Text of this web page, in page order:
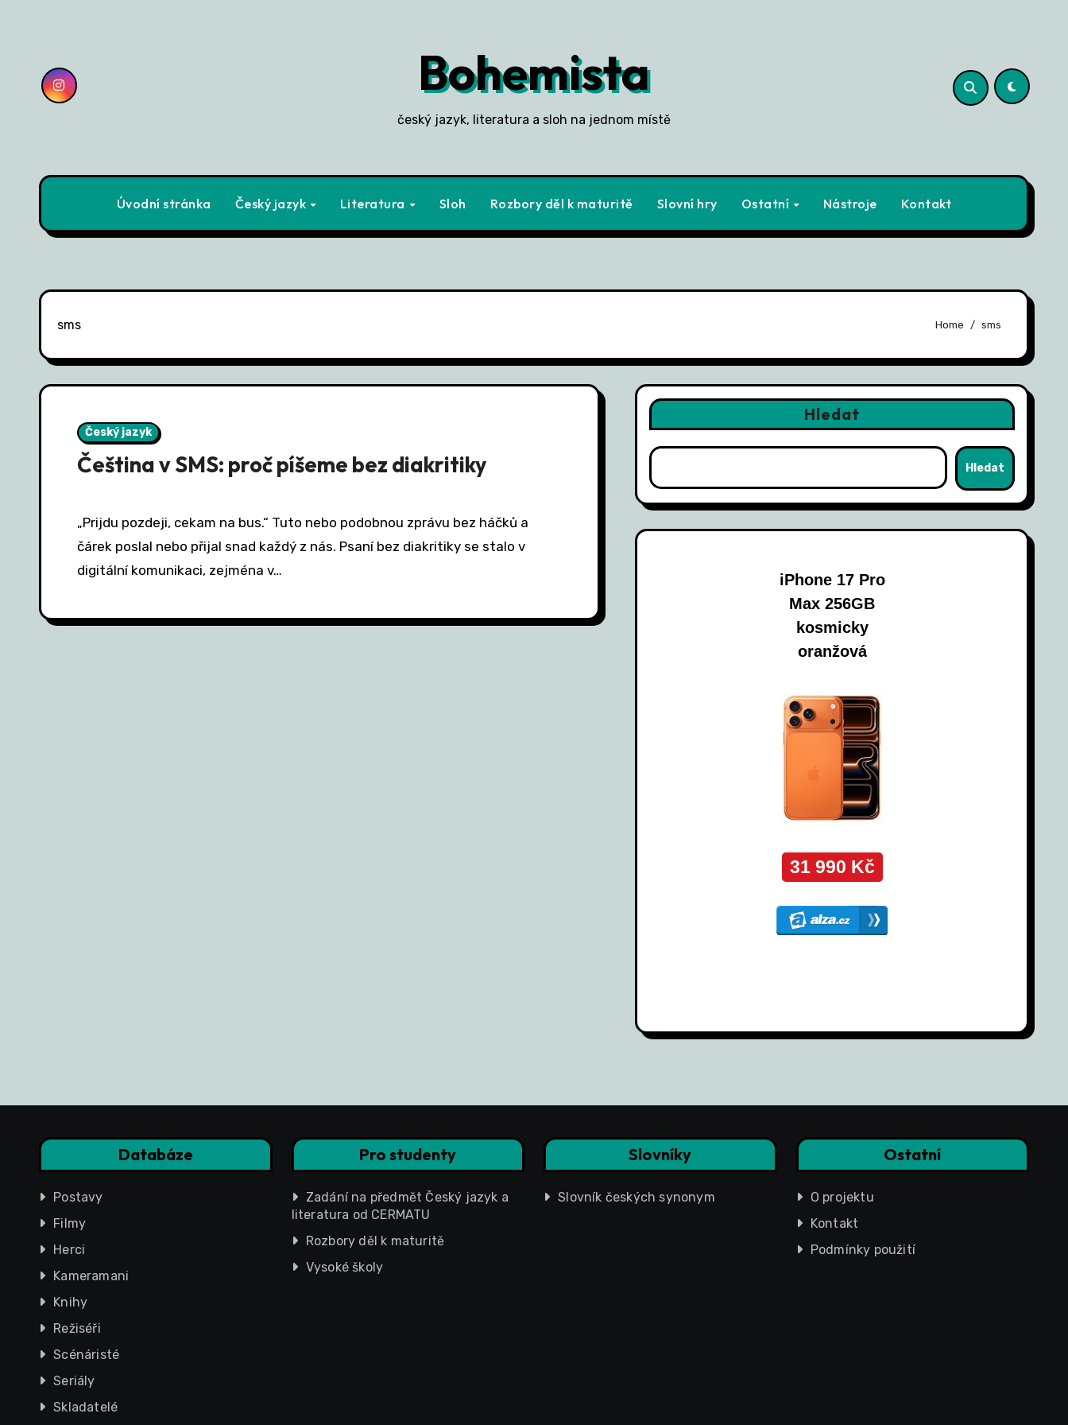
Bohemista
český jazyk, literatura a sloh na jednom místě
Úvodní stránka Český jazyk Literatura Sloh Rozbory děl k maturitě Slovní hry Ostatní Nástroje Kontakt
sms Home sms
Český jazyk
Čeština v SMS: proč píšeme bez diakritiky
„Prijdu pozdeji, cekam na bus.“ Tuto nebo podobnou zprávu bez háčků a
čárek poslal nebo přijal snad každý z nás. Psaní bez diakritiky se stalo v
digitální komunikaci, zejména v…
Hledat
Hledat
Databáze
Postavy
Filmy
Herci
Kameramani
Knihy
Režiséři
Scénáristé
Seriály
Skladatelé
Pro studenty
Zadání na předmět Český jazyk a
literatura od CERMATU
Rozbory děl k maturitě
Vysoké školy
Slovníky
Slovník českých synonym
Ostatní
O projektu
Kontakt
Podmínky použití